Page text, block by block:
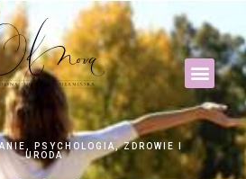
PSYCHOLOGIA,ZDROWIE I
URODA